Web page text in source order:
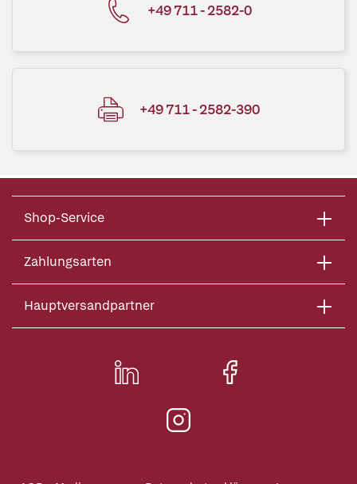
+49 711 - 2582-0
+49 711 - 2582-390
Shop-Service
Zahlungsarten
Hauptversandpartner